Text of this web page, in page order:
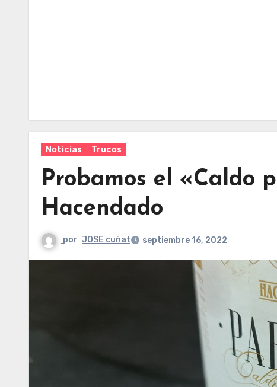
Noticias Trucos
Probamos el «Caldo
Hacendado
por JOSE cuñat septiembre 16, 2022